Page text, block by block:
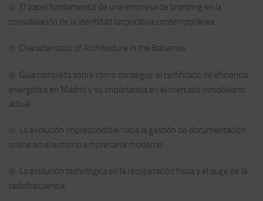
El papel fundamental de una empresa de branding en la
consolidación de la identidad corporativa contemporánea
Characteristics of Architecture in the Bahamas
Guía completa sobre cómo conseguir el certificado de eficiencia
energética en Madrid y su importancia en el mercado inmobiliario
actual
La evolución imprescindible hacia la gestión de documentación
online en el entorno empresarial moderno
La evolución tecnológica en la recuperación física y el auge de la
radiofrecuencia